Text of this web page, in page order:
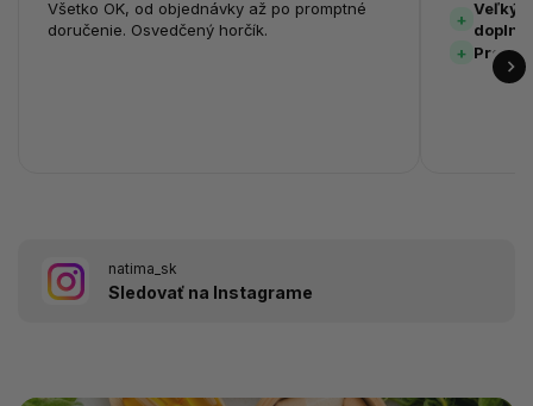
Všetko OK, od objednávky až po promptné
doručenie. Osvedčený horčík.
Veľký
natima_sk
Sledovať na Instagrame